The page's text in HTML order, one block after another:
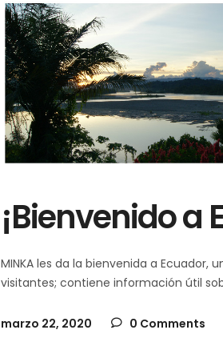
¡Bienvenido a
MINKA les da la bienvenida a Ecuador,
visitantes; contiene información útil
marzo 22, 2020 0 Comments